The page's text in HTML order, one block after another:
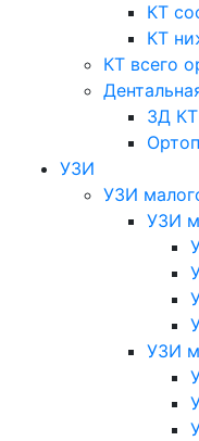
КТ
КТ
КТ всего
3Д
УЗИ
УЗИ
УЗИ
УЗИ